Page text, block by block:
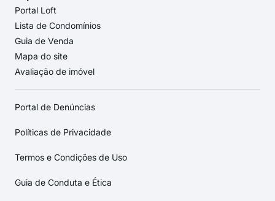
Portal Loft
Lista de Condomínios
Guia de Venda
Mapa do site
Avaliação de imóvel
Portal de Denúncias
Políticas de Privacidade
Termos e Condições de Uso
Guia de Conduta e Ética